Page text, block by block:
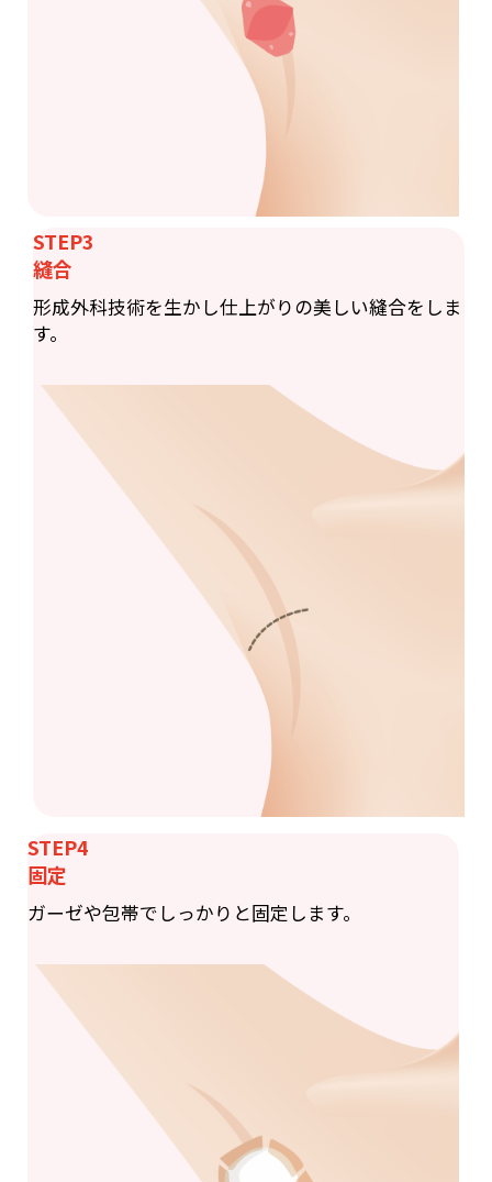
STEP3
縫合
形成外科技術を生かし仕上がりの美しい縫合をしま
す。
STEP4
固定
ガーゼや包帯でしっかりと固定します。